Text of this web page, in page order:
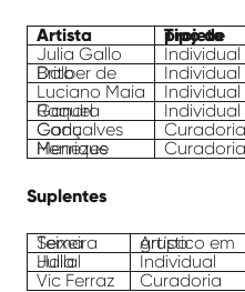
Artista Tipo de projeto
Julia Gallo
Individual
Dalber de Brito
Individual
Luciano Maia
Individual
Raquel Gandra
Individual
Cadu Gonçalves
Curadoria
Henrique Menezes
Curadoria
Suplentes
Sema Teixeira Artístico em grupo
Julia Hallal
Individual
Vic Ferraz
Curadoria